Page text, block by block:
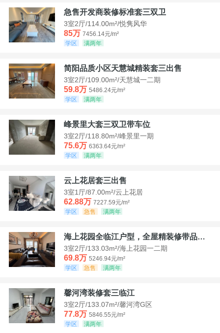
急售开发商装修标准套三双卫
3室2厅/114.00m²/悦隽风华
85万 7456.14元/m²
学区
满两年
简阳品质小区天慧城精装套三出售
3室2厅/109.00m²/天慧城一二期
59.8万 5486.24元/m²
学区
满两年
峰景里大套三双卫带车位
3室2厅/118.80m²/峰景里一期
75.6万 6363.64元/m²
学区
满两年
云上花居套三出售
3室1厅/87.00m²/云上花居
62.88万 7227.59元/m²
学区
急售 满两年
海上花园全临江户型，全屋精装修带品牌家具家电，诚意出售！
3室2厅/133.03m²/海上花园一二期
69.8万 5246.94元/m²
学区
急售 满两年
馨河湾装修套三临江
3室2厅/133.07m²/馨河湾G区
77.8万 5846.55元/m²
学区
满两年